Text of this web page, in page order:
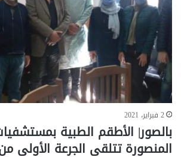
2 فبراير، 2021
بالصور| الأطقم الطبية
المنصورة تتلقى الجرعة الأولى